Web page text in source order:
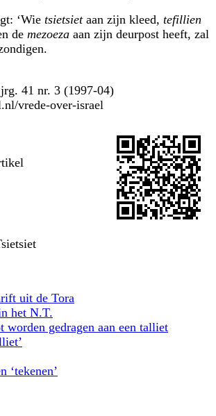
‘Wie tsietsietaan zijn kleed, tefillien
de mezoeza aan zijn deurpost heeft, zal
41 nr. 3 (1997-04)
vrede-over-israel
uit de Tora
het N.T.
worden gedragen aan een talliet
‘tekenen’